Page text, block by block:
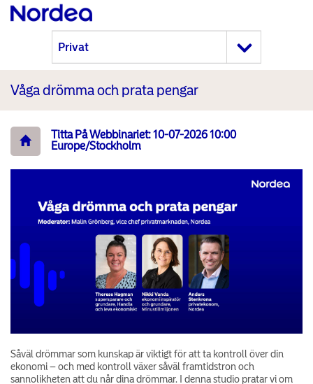
Våga drömma och prata pengar
Titta På Webbinariet: 10-07-2026 10:00
Europe/Stockholm
Såväl drömmar som kunskap är viktigt för att ta kontroll över din
ekonomi – och med kontroll växer såväl framtidstron och
sannolikheten att du når dina drömmar. I denna studio pratar vi om